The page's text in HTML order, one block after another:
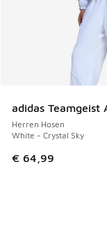
adidas Teamgeist
Herren Hosen
White - Crystal Sky
€ 64,99